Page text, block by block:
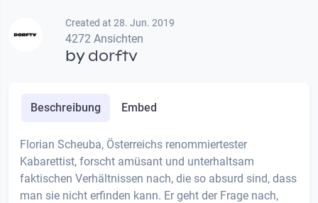
Created at 28. Jun. 2019
4272 Ansichten
bydorftv
Beschreibung Embed
Florian Scheuba, Österreichs renommiertester
Kabarettist, forscht amüsant und unterhaltsam
faktischen Verhältnissen nach, die so absurd sind, dass
man sie nicht erfinden kann. Er geht der Frage nach,